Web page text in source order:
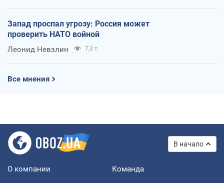
Запад проспал угрозу: Россия может
проверить НАТО войной
Леонид Невзлин 7,3 т.
Все мнения
В начало
О компании Команда